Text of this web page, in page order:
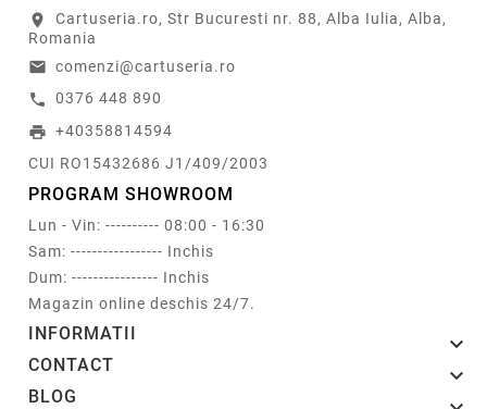
location_on
Cartuseria.ro, Str Bucuresti nr. 88, Alba Iulia, Alba,
Romania
email comenzi@cartuseria.ro
call 0376 448 890
print +40358814594
CUI RO15432686 J1/409/2003
PROGRAM SHOWROOM
Lun - Vin: ---------- 08:00 - 16:30
Sam: ----------------- Inchis
Dum: ---------------- Inchis
Magazin online deschis 24/7.
INFORMATII 
CONTACT 
BLOG